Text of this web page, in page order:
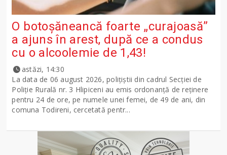
O botoșăneancă foarte „curajoasă”
a ajuns în arest, după ce a condus
cu o alcoolemie de 1,43!
astăzi, 14:30
La data de 06 august 2026, polițiștii din cadrul Secției de
Poliție Rurală nr. 3 Hlipiceni au emis ordonanță de reținere
pentru 24 de ore, pe numele unei femei, de 49 de ani, din
comuna Todireni, cercetată pentr...